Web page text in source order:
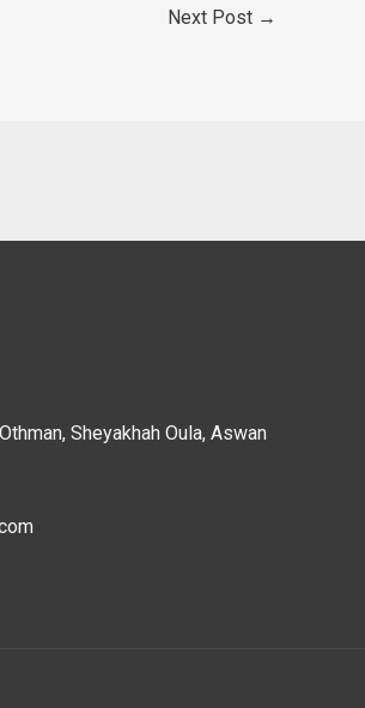
Next Post →
Sheyakhah Oula, Aswan